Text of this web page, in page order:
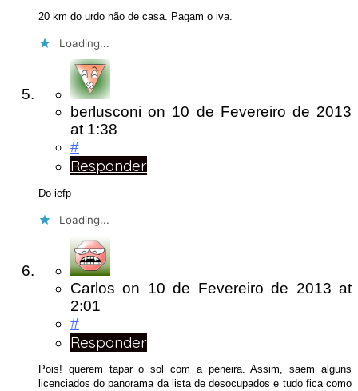
20 km do urdo não de casa. Pagam o iva.
Loading...
berlusconi on 10 de Fevereiro de 2013
at 1:38
#
Responder
Do iefp
Loading...
Carlos on 10 de Fevereiro de 2013at
2:01
#
Responder
Pois! querem tapar o sol com a peneira. Assim, saem alguns
licenciados do panorama da lista de desocupados e tudo fica como